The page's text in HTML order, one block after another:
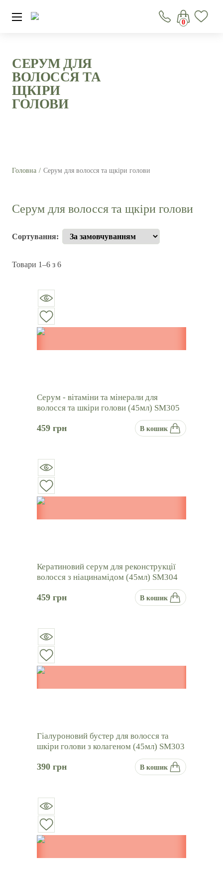
0
СЕРУМ ДЛЯ
ВОЛОССЯ ТА
ЩКІРИ
ГОЛОВИ
Головна Серум для волосся та щкіри голови
Серум для волосся та щкіри голови
Товари 1–6 з 6
Сортування:
Sort products
Серум - вітаміни та мінерали для
волосся та шкіри голови (45мл) SM305
459 грн В кошик
Кератиновий серум для реконструкції
волосся з ніацинамідом (45мл) SM304
459 грн В кошик
Гіалуроновий бустер для волосся та
шкіри голови з колагеном (45мл) SM303
390 грн В кошик